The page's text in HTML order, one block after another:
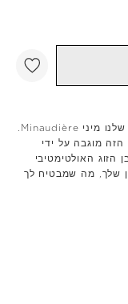
מוגבה על ידי
האולטימטיבי
שלך, מה שמבטיח לך